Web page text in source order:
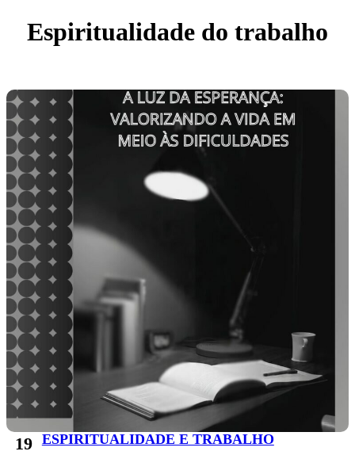
Espiritualidade do trabalho
19 ESPIRITUALIDADE E TRABALHO